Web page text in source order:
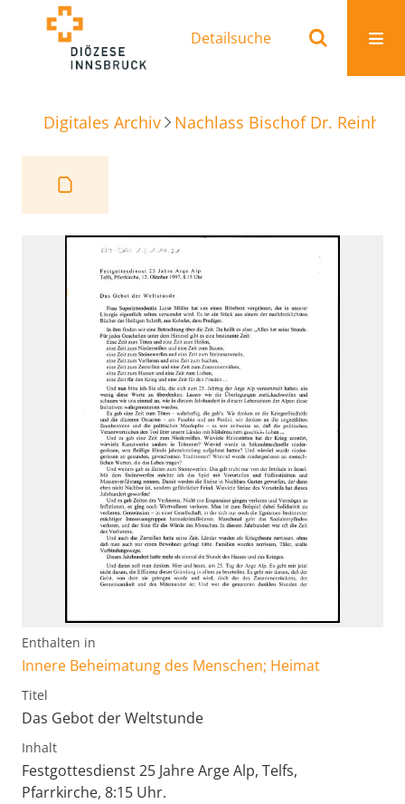
Detailsuche
Digitales Archiv Nachlass Bischof Dr.
Enthalten in
Innere Beheimatung des Menschen; Heimat
Titel
Das Gebot der Weltstunde
Inhalt
Festgottesdienst 25 Jahre Arge Alp, Telfs,
Pfarrkirche, 8:15 Uhr.